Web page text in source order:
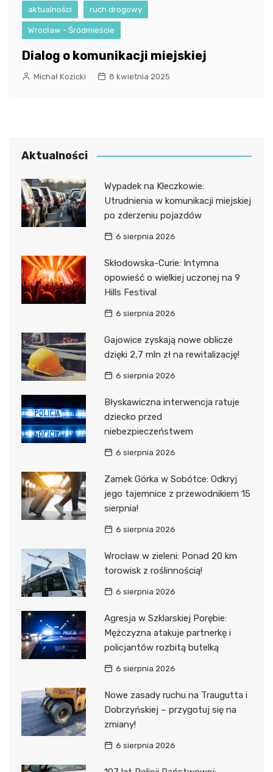
aktualności ruch drogowy
Wrocław - Śródmieście
Dialog o komunikacji miejskiej
Michał Kozicki 8 kwietnia 2025
Aktualności
Wypadek na Kleczkowie:
Utrudnienia w komunikacji miejskiej
po zderzeniu pojazdów
6 sierpnia 2026
Skłodowska-Curie: Intymna
opowieść o wielkiej uczonej na 9
Hills Festival
6 sierpnia 2026
Gajowice zyskają nowe oblicze
dzięki 2,7 mln zł na rewitalizację!
6 sierpnia 2026
Błyskawiczna interwencja ratuje
dziecko przed
niebezpieczeństwem
6 sierpnia 2026
Zamek Górka w Sobótce: Odkryj
jego tajemnice z przewodnikiem 15
sierpnia!
6 sierpnia 2026
Wrocław w zieleni: Ponad 20 km
torowisk z roślinnością!
6 sierpnia 2026
Agresja w Szklarskiej Porębie:
Mężczyzna atakuje partnerkę i
policjantów rozbitą butelką
6 sierpnia 2026
Nowe zasady ruchu na Traugutta i
Dobrzyńskiej – przygotuj się na
zmiany!
6 sierpnia 2026